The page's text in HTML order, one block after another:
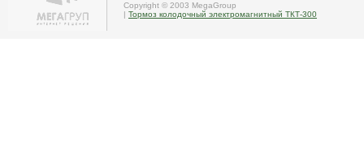
Copyright © 2003 MegaGroup
| Тормоз колодочный электромагнитный ТКТ-300